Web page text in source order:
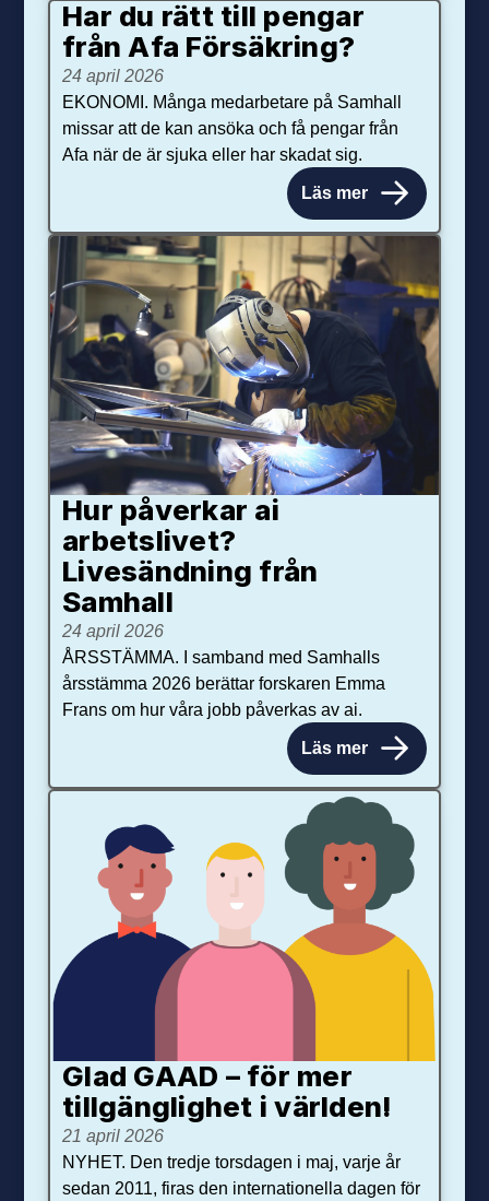
Har du rätt till pengar
från Afa Försäkring?
24 april 2026
EKONOMI. Många medarbetare på Samhall
missar att de kan ansöka och få pengar från
Afa när de är sjuka eller har skadat sig.
Läs mer
Hur påverkar ai
arbetslivet?
Livesändning från
Samhall
24 april 2026
ÅRSSTÄMMA. I samband med Samhalls
årsstämma 2026 berättar forskaren Emma
Frans om hur våra jobb påverkas av ai.
Läs mer
Glad GAAD – för mer
tillgänglighet i världen!
21 april 2026
NYHET. Den tredje torsdagen i maj, varje år
sedan 2011, firas den internationella dagen för